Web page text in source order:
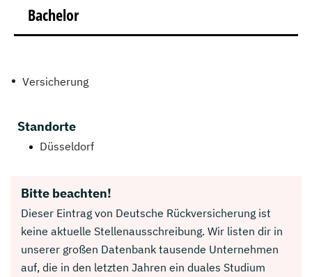
Bachelor
Versicherung
Standorte
Düsseldorf
Bitte beachten!
Dieser Eintrag von Deutsche Rückversicherung ist
keine aktuelle Stellenausschreibung. Wir listen dir in
unserer großen Datenbank tausende Unternehmen
auf, die in den letzten Jahren ein duales Studium